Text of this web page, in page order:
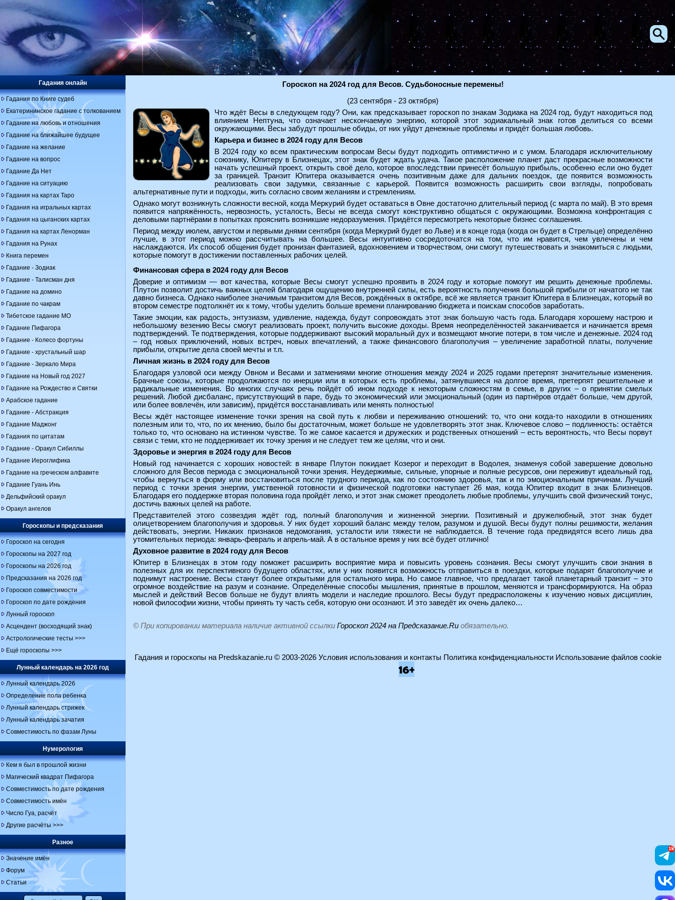
Гороскоп на 2024 год для Весов. Судьбоносные перемены!
(23 сентября - 23 октября)
Что ждёт Весы в следующем году? Они, как предсказывает гороскоп по знакам Зодиака на 2024 год, будут находиться под
влиянием Нептуна, что означает нескончаемую энергию, которой этот зодиакальный знак готов делиться со всеми
окружающими. Весы забудут прошлые обиды, от них уйдут денежные проблемы и придёт большая любовь.
Карьера и бизнес в 2024 году для Весов
В 2024 году ко всем практическим вопросам Весы будут подходить оптимистично и с умом. Благодаря исключительному
союзнику, Юпитеру в Близнецах, этот знак будет ждать удача. Такое расположение планет даст прекрасные возможности
начать успешный проект, открыть своё дело, которое впоследствии принесёт большую прибыль, особенно если оно будет
за границей. Транзит Юпитера оказывается очень позитивным даже для дальних поездок, где появится возможность
реализовать свои задумки, связанные с карьерой. Появится возможность расширить свои взгляды, попробовать
альтернативные пути и подходы, жить согласно своим желаниям и стремлениям.
Однако могут возникнуть сложности весной, когда Меркурий будет оставаться в Овне достаточно длительный период (с марта по май). В это время
появится напряжённость, нервозность, усталость, Весы не всегда смогут конструктивно общаться с окружающими. Возможна конфронтация с
деловыми партнёрами в попытках прояснить возникшие недоразумения. Придётся пересмотреть некоторые бизнес соглашения.
Период между июлем, августом и первыми днями сентября (когда Меркурий будет во Льве) и в конце года (когда он будет в Стрельце) определённо
лучше, в этот период можно рассчитывать на большее. Весы интуитивно сосредоточатся на том, что им нравится, чем увлечены и чем
наслаждаются. Их способ общения будет пронизан фантазией, вдохновением и творчеством, они смогут путешествовать и знакомиться с людьми,
которые помогут в достижении поставленных рабочих целей.
Финансовая сфера в 2024 году для Весов
Доверие и оптимизм — вот качества, которые Весы смогут успешно проявить в 2024 году и которые помогут им решить денежные проблемы.
Плутон позволит достичь важных целей благодаря ощущению внутренней силы, есть вероятность получения большой прибыли от начатого не так
давно бизнеса. Однако наиболее значимым транзитом для Весов, рождённых в октябре, всё же является транзит Юпитера в Близнецах, который во
втором семестре подтолкнёт их к тому, чтобы уделить больше времени планированию бюджета и поискам способов заработать.
Такие эмоции, как радость, энтузиазм, удивление, надежда, будут сопровождать этот знак большую часть года. Благодаря хорошему настрою и
небольшому везению Весы смогут реализовать проект, получить высокие доходы. Время неопределённостей заканчивается и начинается время
подтверждений. Те подтверждения, которые поддерживают высокий моральный дух и возмещают многие потери, в том числе и денежные. 2024 год
– год новых приключений, новых встреч, новых впечатлений, а также финансового благополучия – увеличение заработной платы, получение
прибыли, открытие дела своей мечты и т.п.
Личная жизнь в 2024 году для Весов
Благодаря узловой оси между Овном и Весами и затмениями многие отношения между 2024 и 2025 годами претерпят значительные изменения.
Брачные союзы, которые продолжаются по инерции или в которых есть проблемы, затянувшиеся на долгое время, претерпят решительные и
радикальные изменения. Во многих случаях речь пойдёт об ином подходе к некоторым сложностям в семье, в других – о принятии смелых
решений. Любой дисбаланс, присутствующий в паре, будь то экономический или эмоциональный (один из партнёров отдаёт больше, чем другой,
или более вовлечён, или зависим), придётся восстанавливать или менять полностью!
Весы ждёт настоящее изменение точки зрения на свой путь к любви и переживанию отношений: то, что они когда-то находили в отношениях
полезным или то, что, по их мнению, было бы достаточным, может больше не удовлетворять этот знак. Ключевое слово – подлинность: остаётся
только то, что основано на истинном чувстве. То же самое касается и дружеских и родственных отношений – есть вероятность, что Весы порвут
связи с теми, кто не поддерживает их точку зрения и не следует тем же целям, что и они.
Здоровье и энергия в 2024 году для Весов
Новый год начинается с хороших новостей: в январе Плутон покидает Козерог и переходит в Водолея, знаменуя собой завершение довольно
сложного для Весов периода с эмоциональной точки зрения. Неудержимые, сильные, упорные и полные ресурсов, они переживут идеальный год,
чтобы вернуться в форму или восстановиться после трудного периода, как по состоянию здоровья, так и по эмоциональным причинам. Лучший
период с точки зрения энергии, умственной готовности и физической подготовки наступает 26 мая, когда Юпитер входит в знак Близнецов.
Благодаря его поддержке вторая половина года пройдёт легко, и этот знак сможет преодолеть любые проблемы, улучшить свой физический тонус,
достичь важных целей на работе.
Представителей этого созвездия ждёт год, полный благополучия и жизненной энергии. Позитивный и дружелюбный, этот знак будет
олицетворением благополучия и здоровья. У них будет хороший баланс между телом, разумом и душой. Весы будут полны решимости, желания
действовать, энергии. Никаких признаков недомогания, усталости или тяжести не наблюдается. В течение года предвидятся всего лишь два
утомительных периода: январь-февраль и апрель-май. А в остальное время у них всё будет отлично!
Духовное развитие в 2024 году для Весов
Юпитер в Близнецах в этом году поможет расширить восприятие мира и повысить уровень сознания. Весы смогут улучшить свои знания в
полезных для их перспективного будущего областях, или у них появится возможность отправиться в поездки, которые подарят благополучие и
поднимут настроение. Весы станут более открытыми для остального мира. Но самое главное, что предлагает такой планетарный транзит – это
огромное воздействие на разум и сознание. Определённые способы мышления, принятые в прошлом, меняются и трансформируются. На образ
мыслей и действий Весов больше не будут влиять модели и наследие прошлого. Весы будут предрасположены к изучению новых дисциплин,
новой философии жизни, чтобы принять ту часть себя, которую они осознают. И это заведёт их очень далеко…
© При копировании материала наличие активной ссылки Гороскоп 2024 на Предсказание.Ru обязательно.
Гадания онлайн
Гадания по Книге судеб
Екатерининское гадание с толкованием
Гадание на любовь и отношения
Гадание на ближайшее будущее
Гадание на желание
Гадание на вопрос
Гадание Да Нет
Гадание на ситуацию
Гадания на картах Таро
Гадания на игральных картах
Гадания на цыганских картах
Гадания на картах Ленорман
Гадания на Рунах
Книга перемен
Гадание - Зодиак
Гадание - Талисман дня
Гадание на домино
Гадание по чакрам
Тибетское гадание МО
Гадание Пифагора
Гадание - Колесо фортуны
Гадание - хрустальный шар
Гадание - Зеркало Мира
Гадание на Новый год 2027
Гадание на Рождество и Святки
Арабское гадание
Гадание - Абстракция
Гадание Маджонг
Гадания по цитатам
Гадание - Оракул Сибиллы
Гадание Иероглифика
Гадание на греческом алфавите
Гадание Гуань Инь
Дельфийский оракул
Оракул ангелов
Гороскопы и предсказания
Гороскоп на сегодня
Гороскопы на 2027 год
Гороскопы на 2026 год
Предсказания на 2026 год
Гороскоп совместимости
Гороскоп по дате рождения
Лунный гороскоп
Асцендент (восходящий знак)
Астрологические тесты >>>
Ещё гороскопы >>>
Лунный календарь на 2026 год
Лунный календарь 2026
Определение пола ребенка
Лунный календарь стрижек
Лунный календарь зачатия
Совместимость по фазам Луны
Нумерология
Кем я был в прошлой жизни
Магический квадрат Пифагора
Совместимость по дате рождения
Совместимость имён
Число Гуа, расчёт
Другие расчёты >>>
Разное
Значение имён
Форум
Статьи
Гадания и гороскопы на Predskazanie.ru© 2003-2026 Условия использования и контакты Политика конфиденциальности Использование файлов cookie